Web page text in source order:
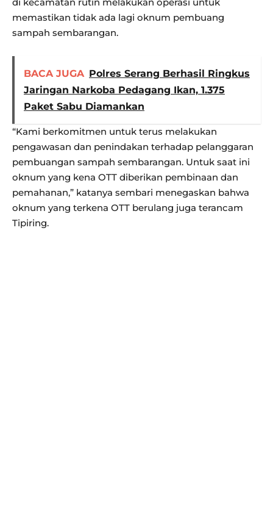
memastikan tidak ada lagi oknum pembuang
sampah sembarangan.
BACA JUGA Polres Serang Berhasil Ringkus
Jaringan Narkoba Pedagang Ikan, 1.375
Paket Sabu Diamankan
“Kami berkomitmen untuk terus melakukan
pengawasan dan penindakan terhadap pelanggaran
pembuangan sampah sembarangan. Untuk saat ini
oknum yang kena OTT diberikan pembinaan dan
pemahanan,” katanya sembari menegaskan bahwa
oknum yang terkena OTT berulang juga terancam
Tipiring.